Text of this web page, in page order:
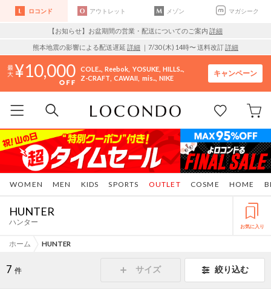
ロコンド アウトレット メゾン マガシーク
【お知らせ】お盆期間の営業・配送についてのご案内 詳細
熊本地震の影響による配送遅延 詳細 ｜7/30 (木) 14時〜 送料改訂詳細
10,000 COLE.. Reebok YOSUKE HILLS..
Z-CRAFT CAWAII mis.. NIKE
キャンペーン
WOMEN MEN KIDS SPORTS COSME HOME
OUTLET
HUNTER
ハンター お気に入り
ホーム HUNTER
7 件 サイズ 絞り込む